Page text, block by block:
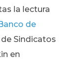
la lectura
de
Sindicatos
en